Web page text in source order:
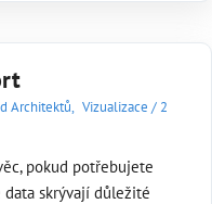
Architektů, Vizualizace / 2
pokud potřebujete
data skrývají důležité